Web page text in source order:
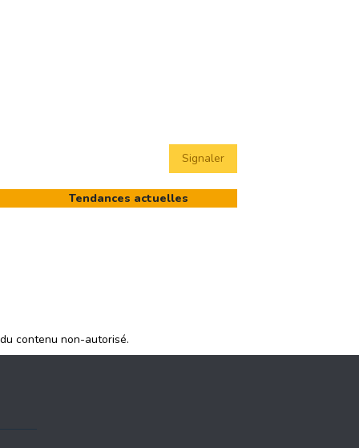
Signaler
Tendances actuelles
contenu non-autorisé.